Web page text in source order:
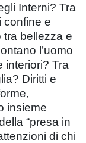
Interni? Tra
confine e
tra bellezza e
l’uomo
interiori? Tra
Diritti e
insieme
“presa in
di chi